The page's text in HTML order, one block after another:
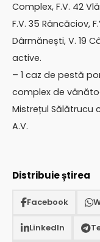
Complex, F.V. 42
F.V. 35 Râncăciov,
Dârmănești, V. 19
active.
– 1 caz de pestă
complex de
Mistrețul Sălătrucu
A.V.
Distribuie știrea
Facebook
LinkedIn